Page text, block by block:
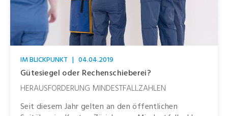
IM BLICKPUNKT | 04.04.2019
Gütesiegel oder Rechenschieberei?
HERAUSFORDERUNG MINDESTFALLZAHLEN
Seit diesem Jahr gelten an den öffentlichen